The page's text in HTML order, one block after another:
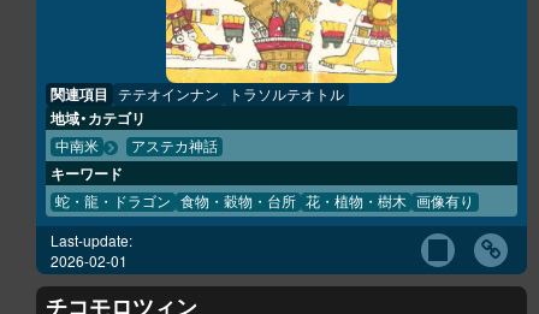
関連項目 テテオインナン トラソルテオトル
地域・カテゴリ
中南米 アステカ神話
キーワード
蛇・龍・ドラゴン 食物・穀物・台所 花・植物・樹木 画像有り
Last-update:
2026-02-01
チコモロツィン